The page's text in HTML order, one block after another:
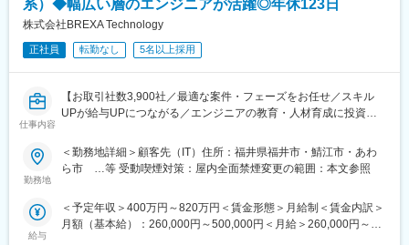
エンジニアとしての可能性を広げる事が可能です。
変更の範囲：本文参照
・24時間365日好きな時間に技術系動画や勉強が可能
・Zoomにて技術研修を月数回開催／プログラミングや設計など幅
広いトピックスを用意
・スキルUPが給与UPにつながる／アカデミー制度で取得した単
・専門教育機関で技術取得が目指せる
同業他社と比較をしても圧倒的なお取引社数を誇る当社。
当社独占のプロジェクトも多数あり、当社だからこそ挑戦できる
＜キャリアドック制度＞
同業他社では希望する仕事があっても、会社の都合で挑戦できな
系）◆幅広い層のエンジニアが活躍◎年休123日
株式会社BREXA Technology
正社員 転勤なし 5名以上採用
仕事内容
【お取引社数3,900社／最適な案件・フェーズをお任せ／スキル
UPが給与UPにつながる／エンジニアの教育・人材育成に投資す
当社では、通信、金融、メーカー、大手サービス業、官公庁等幅
をご用意いたします。
技術力が素養クラスの未経験の方から、経験豊富なエンジニアま
勤務地
＜勤務地詳細＞顧客先（IT）住所：福井県福井市・鯖江市・あわ
ら市 …等 受動喫煙対策：屋内全面禁煙変更の範囲：本文参照
給与
＜予定年収＞400万円～820万円＜賃金形態＞月給制＜賃金内訳＞
月額（基本給）：260,000円～500,000円＜月給＞260,000円～